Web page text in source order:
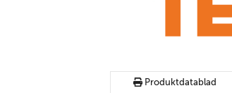
Produktdatablad